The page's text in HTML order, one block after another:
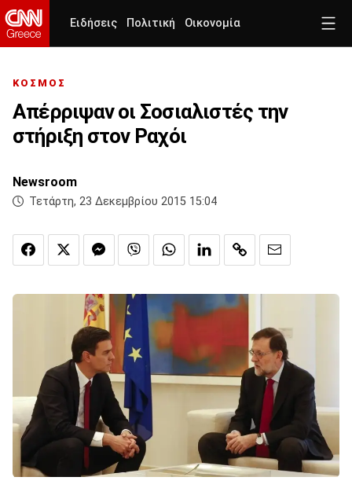
Ειδήσεις Πολιτική Οικονομία
ΚΟΣΜΟΣ
Απέρριψαν οι Σοσιαλιστές την
στήριξη στον Ραχόι
Newsroom
Τετάρτη, 23 Δεκεμβρίου 2015 15:04